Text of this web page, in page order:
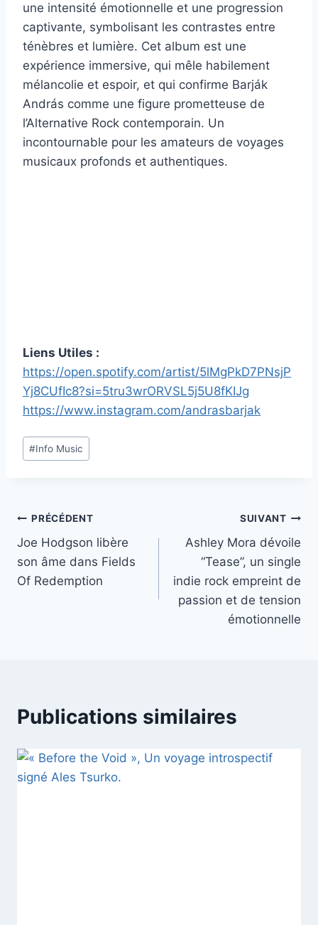
une intensité émotionnelle et une progression
captivante, symbolisant les contrastes entre
ténèbres et lumière. Cet album est une
expérience immersive, qui mêle habilement
mélancolie et espoir, et qui confirme Barják
András comme une figure prometteuse de
l’Alternative Rock contemporain. Un
incontournable pour les amateurs de voyages
musicaux profonds et authentiques.
Liens Utiles :
https://open.spotify.com/artist/5lMgPkD7PNsjP
Yj8CUfIc8?si=5tru3wrORVSL5j5U8fKIJg
https://www.instagram.com/andrasbarjak
Étiquettes
de
#Info Music
Navigation
de
l’article
PRÉCÉDENT
Joe Hodgson libère
son âme dans Fields
Of Redemption
SUIVANT
Ashley Mora dévoile
“Tease”, un single
indie rock empreint de
passion et de tension
émotionnelle
Publications similaires